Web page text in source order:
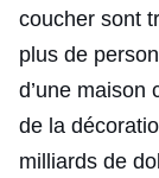
coucher sont
plus de
d’une maison
de la
milliards de